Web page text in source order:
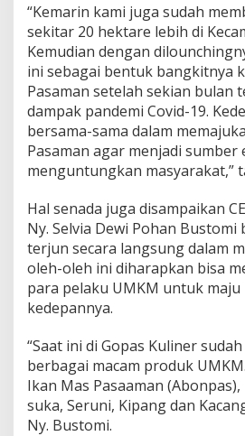
“Kemarin kami juga sudah
sekitar 20 hektare lebih di
Kemudian dengan
ini sebagai bentuk bangkitnya
Pasaman setelah sekian bulan
dampak pandemi Covid-19.
bersama-sama dalam
Pasaman agar menjadi sumber
menguntungkan masyarakat,”
Hal senada juga disampaikan
Ny. Selvia Dewi Pohan Bustomi
terjun secara langsung dalam
oleh-oleh ini diharapkan bisa
para pelaku UMKM untuk maju
kedepannya.
“Saat ini di Gopas Kuliner
berbagai macam produk
Ikan Mas Pasaaman
suka, Seruni, Kipang dan
Ny. Bustomi.